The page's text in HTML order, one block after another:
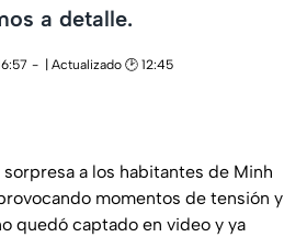
a detalle.
| Actualizado 🕑 12:45
a los habitantes de Minh
momentos de tensión y
quedó captado en video y ya